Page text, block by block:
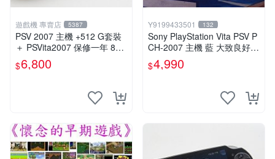
遊戲機 專賣店 5387
PSV 2007 主機 +512 G套裝
＋ PSVita2007 保修一年 8成
新以上 遊戲機 改好
$6,800
Y9199433501 132
Sony PlayStation Vita PSV P
CH-2007 主機 藍 大致良好
送絕版YAMATO保殼
$4,990